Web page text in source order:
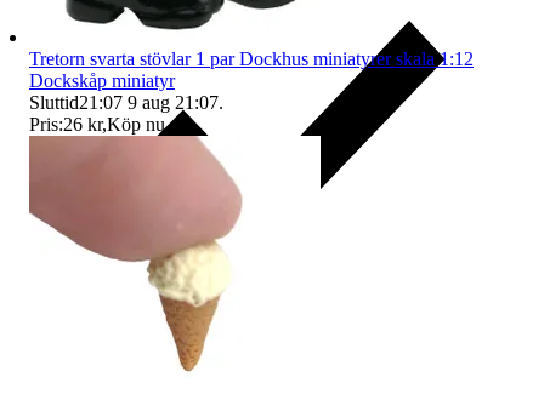
Tretorn svarta stövlar 1 par Dockhus miniatyrer skala 1:12
Dockskåp miniatyr
Sluttid21:07 9 aug 21:07.
Pris:26 kr,Köp nu.